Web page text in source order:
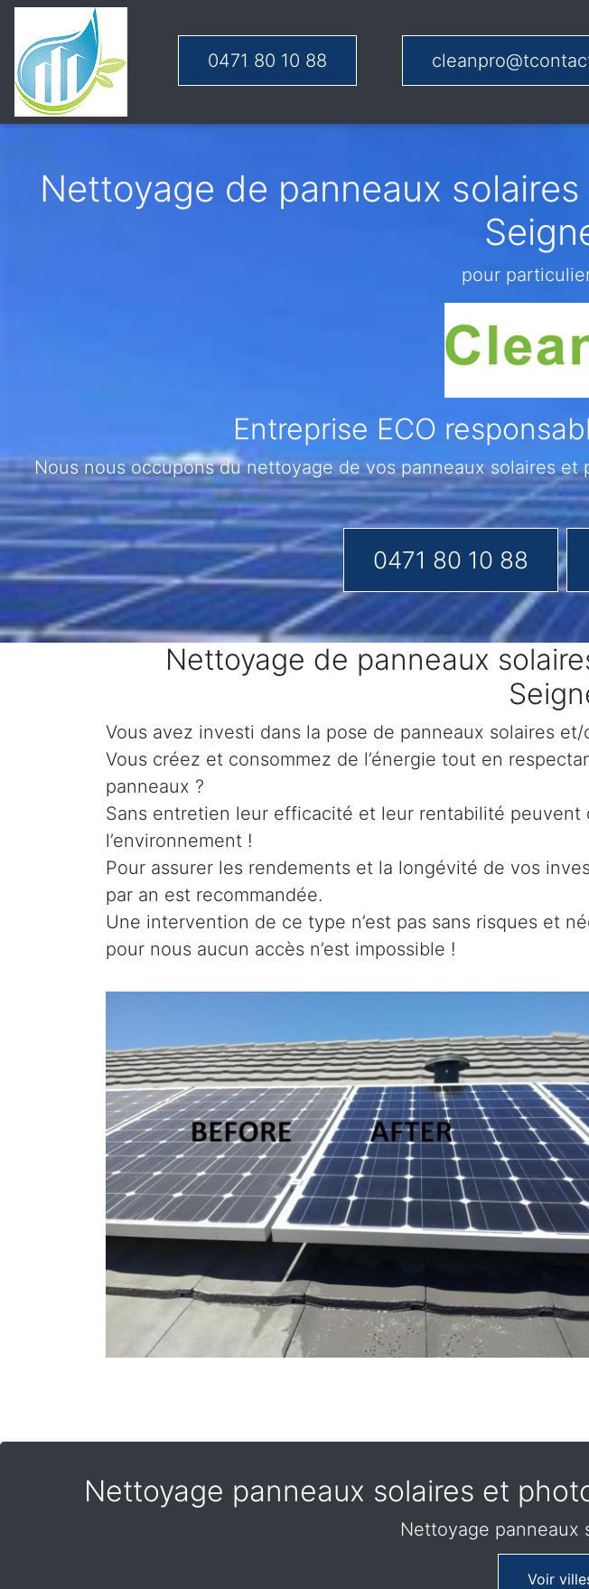
0471 80 10 88
Nettoyage de panneaux
pour
Entreprise ECO
Nous nous occupons du nettoyage de vos panneaux solaires
0471 80 10 88
Nettoyage de panneaux
Vous avez investi dans la pose de panneaux solaires
Vous créez et consommez de l’énergie tout en
panneaux ?
Sans entretien leur efficacité et leur rentabilité peuvent
l’environnement !
Pour assurer les rendements et la longévité de vos
par an est recommandée.
Une intervention de ce type n’est pas sans risques et
pour nous aucun accès n’est impossible !
Nettoyage panneaux solaires et
Nettoyage panneaux
Voir